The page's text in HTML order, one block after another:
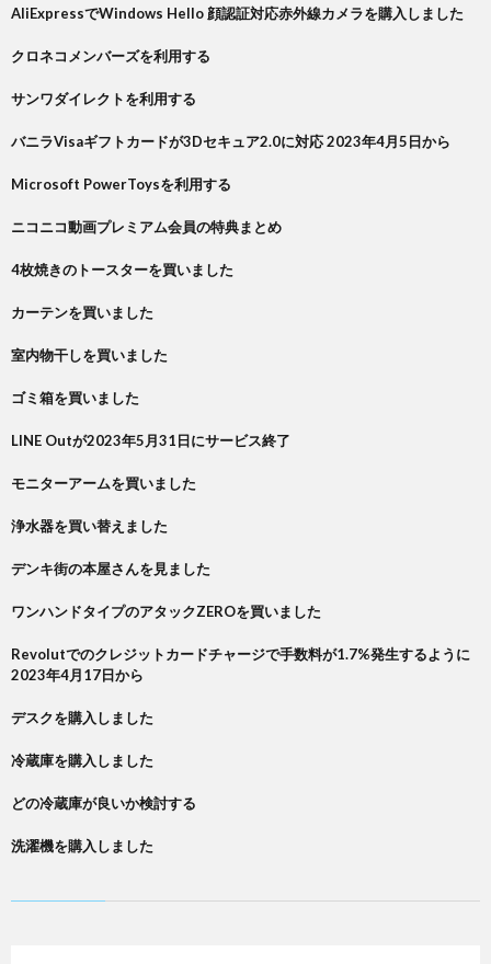
AliExpressでWindows Hello 顔認証対応赤外線カメラを購入しました
クロネコメンバーズを利用する
サンワダイレクトを利用する
バニラVisaギフトカードが3Dセキュア2.0に対応 2023年4月5日から
Microsoft PowerToysを利用する
ニコニコ動画プレミアム会員の特典まとめ
4枚焼きのトースターを買いました
カーテンを買いました
室内物干しを買いました
ゴミ箱を買いました
LINE Outが2023年5月31日にサービス終了
モニターアームを買いました
浄水器を買い替えました
デンキ街の本屋さんを見ました
ワンハンドタイプのアタックZEROを買いました
Revolutでのクレジットカードチャージで手数料が1.7%発生するように
2023年4月17日から
デスクを購入しました
冷蔵庫を購入しました
どの冷蔵庫が良いか検討する
洗濯機を購入しました